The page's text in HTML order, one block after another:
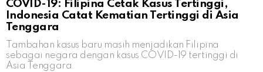
COVID-19: Filipina Cetak Kasus Tertinggi,
Indonesia Catat Kematian Tertinggi di Asia
Tenggara
Tambahan kasus baru masih menjadikan Filipina
sebagai negara dengan kasus COVID-19 tertinggi di
Asia Tenggara.